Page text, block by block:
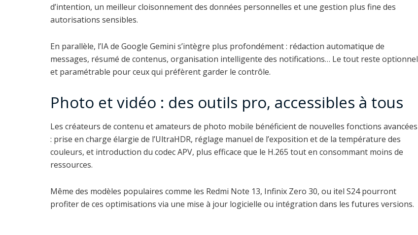
d’intention, un meilleur cloisonnement des données personnelles et une gestion plus fine des
autorisations sensibles.
En parallèle, l’IA de Google Gemini s’intègre plus profondément : rédaction automatique de
messages, résumé de contenus, organisation intelligente des notifications… Le tout reste optionnel
et paramétrable pour ceux qui préfèrent garder le contrôle.
Photo et vidéo : des outils pro, accessibles à tous
Les créateurs de contenu et amateurs de photo mobile bénéficient de nouvelles fonctions avancées
: prise en charge élargie de l’UltraHDR, réglage manuel de l’exposition et de la température des
couleurs, et introduction du codec APV, plus efficace que le H.265 tout en consommant moins de
ressources.
Même des modèles populaires comme les Redmi Note 13, Infinix Zero 30, ou itel S24 pourront
profiter de ces optimisations via une mise à jour logicielle ou intégration dans les futures versions.